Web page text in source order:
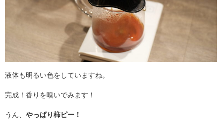
液体も明るい色をしていますね。
完成！香りを嗅いでみます！
うん、 やっぱり柿ピー！